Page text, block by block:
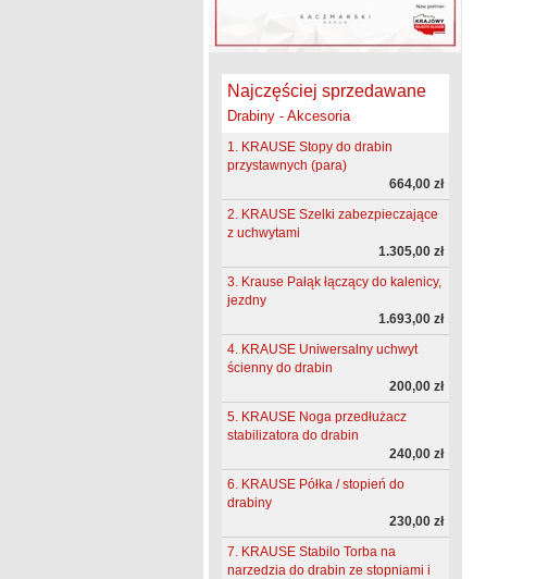
Najczęściej sprzedawane
Drabiny - Akcesoria
1. KRAUSE Stopy do drabin
przystawnych (para)
664,00 zł
2. KRAUSE Szelki zabezpieczające
z uchwytami
1.305,00 zł
3. Krause Pałąk łączący do kalenicy,
jezdny
1.693,00 zł
4. KRAUSE Uniwersalny uchwyt
ścienny do drabin
200,00 zł
5. KRAUSE Noga przedłużacz
stabilizatora do drabin
240,00 zł
6. KRAUSE Półka / stopień do
drabiny
230,00 zł
7. KRAUSE Stabilo Torba na
narzedzia do drabin ze stopniami i